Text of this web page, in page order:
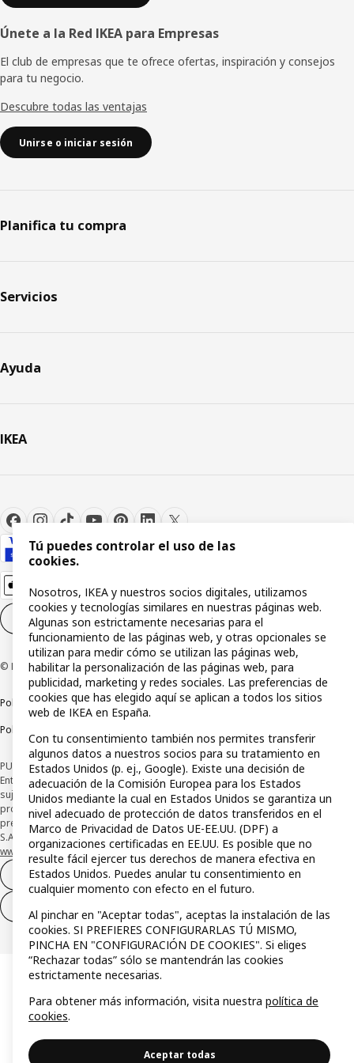
Únete a la Red IKEA para Empresas
El club de empresas que te ofrece ofertas, inspiración y consejos
para tu negocio.
Descubre todas las ventajas
Unirse o iniciar sesión
Planifica tu compra
Servicios
Ayuda
IKEA
Configuración de cookies ES
© Inter IKEA Systems B.V 1999-2026
Política de privacidadPolítica de cookiesTérminos y condiciones
Política de divulgación responsable
PUBLICIDAD: *Financiación a través de la tarjeta IKEA VISA emitida por la
Entidad de Pago híbrida CaixaBank Payments & Consumer, E.F.C., E.P., S.A.U., y
sujeta a su organización. La entidad ha escogido como sistema de
protección de los fondos recibidos de usuarios de servicios de pago que
presta su depósito en una cuenta bancaria separada abierta en CaixaBank,
S.A. Conoce más acerca de las formas de pago de tu tarjeta aquí:
www.caixabankpc.com/es/productos
Desistimiento del contrato
Tú puedes controlar el uso de las
cookies.
Nosotros, IKEA y nuestros socios digitales, utilizamos
cookies y tecnologías similares en nuestras páginas web.
Algunas son estrictamente necesarias para el
funcionamiento de las páginas web, y otras opcionales se
utilizan para medir cómo se utilizan las páginas web,
habilitar la personalización de las páginas web, para
publicidad, marketing y redes sociales. Las preferencias de
cookies que has elegido aquí se aplican a todos los sitios
web de IKEA en España.
Con tu consentimiento también nos permites transferir
algunos datos a nuestros socios para su tratamiento en
Estados Unidos (p. ej., Google). Existe una decisión de
adecuación de la Comisión Europea para los Estados
Unidos mediante la cual en Estados Unidos se garantiza un
nivel adecuado de protección de datos transferidos en el
Marco de Privacidad de Datos UE-EE.UU. (DPF) a
organizaciones certificadas en EE.UU. Es posible que no
resulte fácil ejercer tus derechos de manera efectiva en
Estados Unidos. Puedes anular tu consentimiento en
cualquier momento con efecto en el futuro.
Al pinchar en "Aceptar todas", aceptas la instalación de las
cookies. SI PREFIERES CONFIGURARLAS TÚ MISMO,
PINCHA EN "CONFIGURACIÓN DE COOKIES". Si eliges
“Rechazar todas” sólo se mantendrán las cookies
estrictamente necesarias.
Para obtener más información, visita nuestra política de
cookies.
Aceptar todas